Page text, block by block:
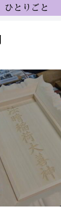
ひとりごと